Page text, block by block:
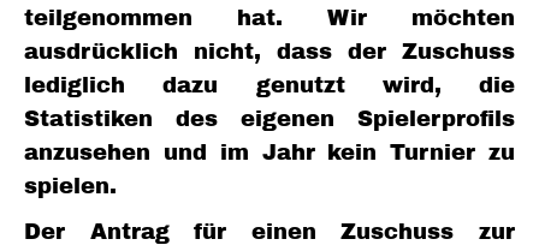
teilgenommen hat. Wir möchten
ausdrücklich nicht, dass der Zuschuss
lediglich dazu genutzt wird, die
Statistiken des eigenen Spielerprofils
anzusehen und im Jahr kein Turnier zu
spielen.
Der Antrag für einen Zuschuss zur